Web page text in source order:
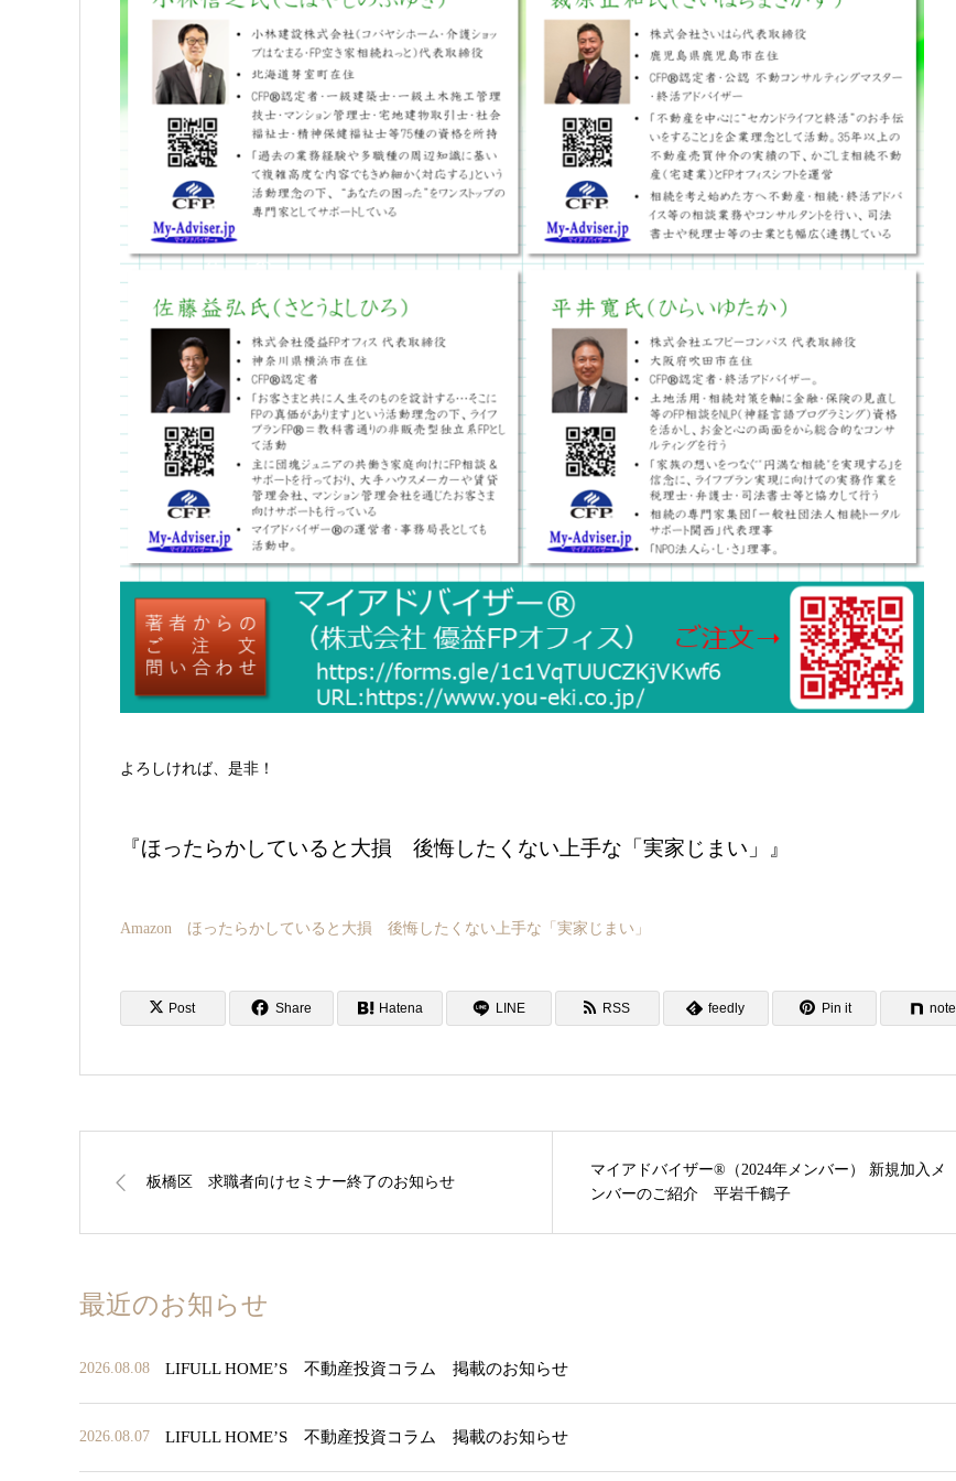
よろしければ、是非！
『ほったらかしていると大損 後悔したくない上手な「実家じまい」』
Amazon ほったらかしていると大損 後悔したくない上手な「実家じまい」
Post Share Hatena LINE RSS feedly Pin it note
板橋区 求職者向けセミナー終了のお知らせ
マイアドバイザー®（2024年メンバー） 新規加入メ
ンバーのご紹介 平岩千鶴子
最近のお知らせ
2026.08.08 LIFULL HOME’S 不動産投資コラム 掲載のお知らせ
2026.08.07 LIFULL HOME’S 不動産投資コラム 掲載のお知らせ